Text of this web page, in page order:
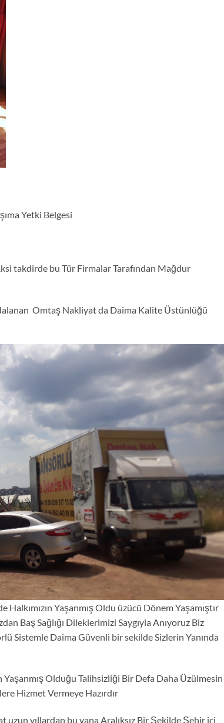
Yetki Belgesi
takdirde bu Tür Firmalar Tarafından Mağdur
Omtaş Nakliyat da Daima Kalite Üstünlüğü
Yaşanmış Oldu üzücü Dönem Yaşamıştır
Baş Sağlığı Dileklerimizi Saygıyla Anıyoruz Biz
Sistemle Daima Güvenli bir sekilde Sizlerin Yanında
Olduğu Talihsizliği Bir Defa Daha Üzülmesin
Hizmet Vermeye Hazırdır
yıllardan bu yana Aralıksız Bir Şekilde Şehir içi